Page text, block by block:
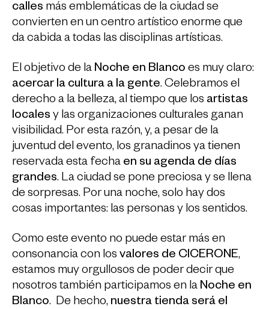
calles más emblemáticas de la ciudad se
convierten en un centro artístico enorme que
da cabida a todas las disciplinas artísticas.
El objetivo de la Noche en Blanco es muy claro:
acercar la cultura a la gente. Celebramos el
derecho a la belleza, al tiempo que los artistas
locales y las organizaciones culturales ganan
visibilidad. Por esta razón, y, a pesar de la
juventud del evento, los granadinos ya tienen
reservada esta fecha en su agenda de días
grandes. La ciudad se pone preciosa y se llena
de sorpresas. Por una noche, solo hay dos
cosas importantes: las personas y los sentidos.
Como este evento no puede estar más en
consonancia con los valores de CICERONE,
estamos muy orgullosos de poder decir que
nosotros también participamos en la Noche en
Blanco. De hecho, nuestra tienda será el